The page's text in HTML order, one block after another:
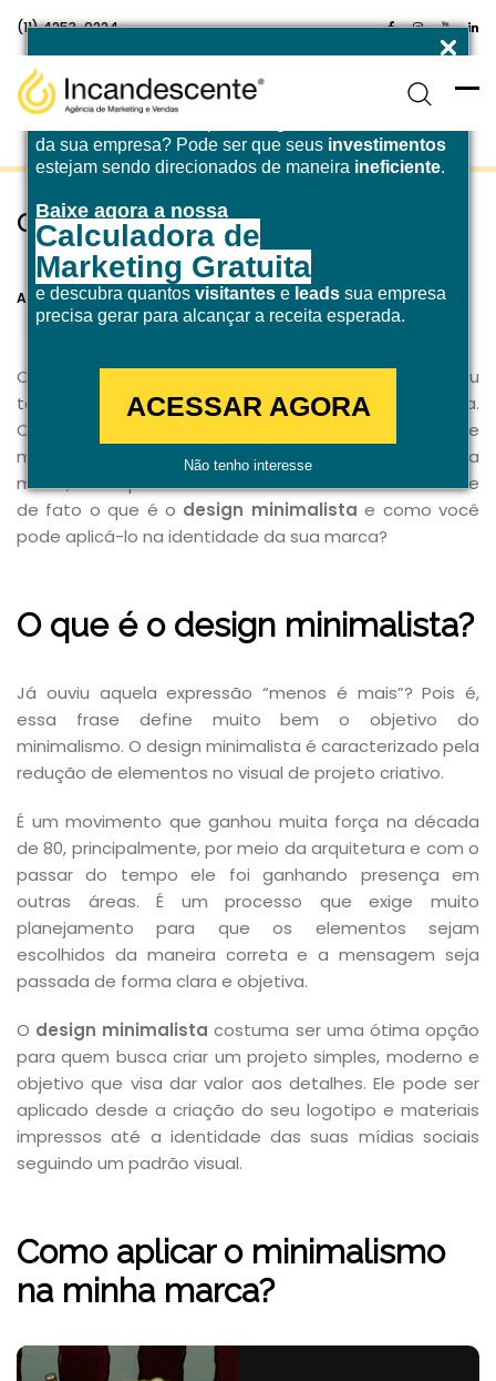
da sua empresa? Pode ser que seus investimentos
estejam sendo direcionados de maneira ineficiente.
Baixe agora a nossa
Calculadora de
Marketing Gratuita
e descubra quantos visitantes e leads sua empresa
precisa gerar para alcançar a receita esperada.
ACESSAR AGORA
Não tenho interesse
(11) 4253-0224
O poder do design minimalista
Agência Incandescente
28 de outubro de 2020 Design
O movimento do
se tornou
tendência há alguns anos e nunca mais foi embora.
Com o objetivo de passar uma imagem de
modernidade, esse movimento está presente na
moda, na arquitetura e no audiovisual. Mas você sabe
de fato o que é o design minimalista e como você
pode aplicá-lo na identidade da sua marca?
O que é o design minimalista?
Já ouviu aquela expressão “menos é mais”? Pois é,
essa frase define muito bem o objetivo do
minimalismo. O design minimalista é caracterizado pela
redução de elementos no visual de projeto criativo.
É um movimento que ganhou muita força na década
de 80, principalmente, por meio da arquitetura e com o
passar do tempo ele foi ganhando presença em
outras áreas. É um processo que exige muito
planejamento para que os elementos sejam
escolhidos da maneira correta e a mensagem seja
passada de forma clara e objetiva.
O design minimalista costuma ser uma ótima opção
para quem busca criar um projeto simples, moderno e
objetivo que visa dar valor aos detalhes. Ele pode ser
aplicado desde a criação do seu logotipo e materiais
impressos até a identidade das suas mídias sociais
seguindo um padrão visual.
Como aplicar o minimalismo
na minha marca?